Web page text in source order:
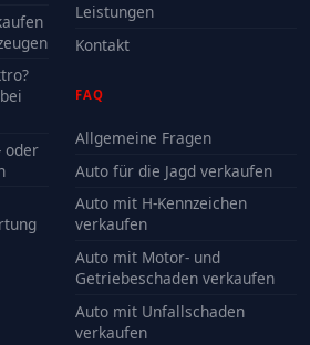
oder
Leistungen
Kontakt
FAQ
Allgemeine Fragen
Auto für die Jagd verkaufen
Auto mit H-Kennzeichen
verkaufen
Auto mit Motor- und
Getriebeschaden verkaufen
Auto mit Unfallschaden
verkaufen